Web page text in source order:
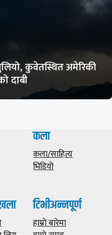
कुवेतस्थित अमेरिकी
दाबी
कला
कला/साहित्य
भिडियाे
टिभीअन्नपूर्ण
हाम्राे बारेमा